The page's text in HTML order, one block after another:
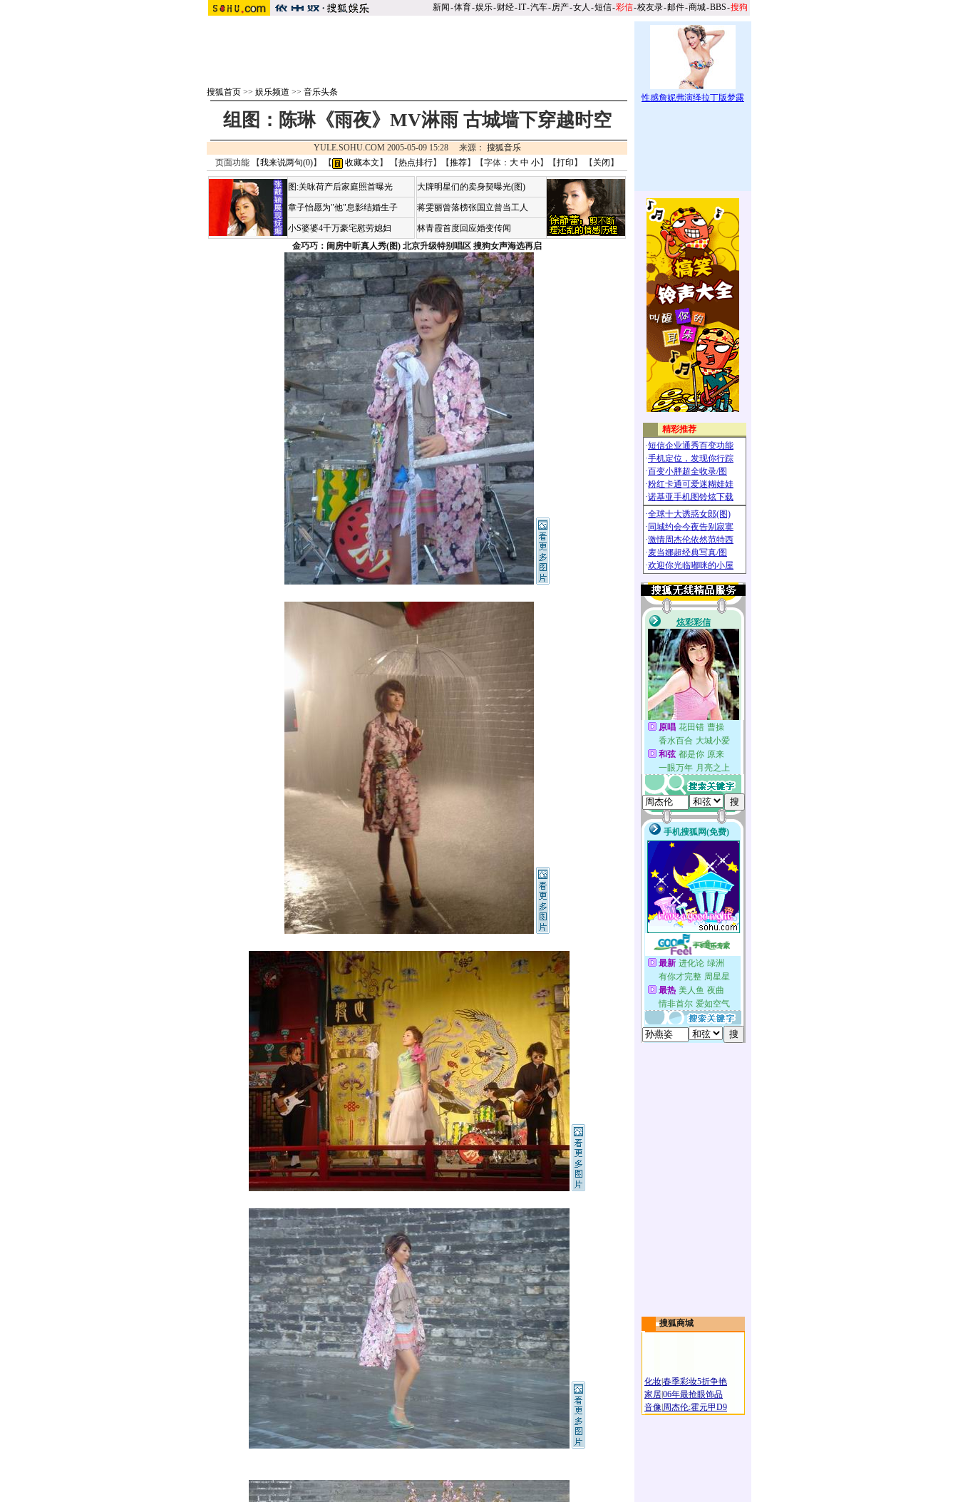
新闻-体育-娱乐-财经-IT-汽车-房产-女人 -短信-彩信-校友录-邮件-商城-BBS-搜狗
搜狐首页 >> 娱乐频道 >> 音乐头条
组图：陈琳《雨夜》MV淋雨 古城墙下穿越时空
YULE.SOHU.COM 2005-05-09 15:28 来源： 搜狐音乐
页面功能 【我来说两句(0)】 【 收藏本文 】 【热点排行】【推荐】【字体： 大 中 小】【打印 】 【 关闭 】
图:关咏荷产后家庭照首曝光
章子怡愿为"他"息影结婚生子
小S婆婆4千万豪宅慰劳媳妇
大牌明星们的卖身契曝光(图)
蒋雯丽曾落榜张国立曾当工人
林青霞首度回应婚变传闻
金巧巧：闺房中听真人秀(图) 北京升级特别唱区 搜狗女声海选再启
搜狐商城
化妆春季彩妆5折争艳
家居06年最抢眼饰品
音像 周杰伦:霍元甲D9